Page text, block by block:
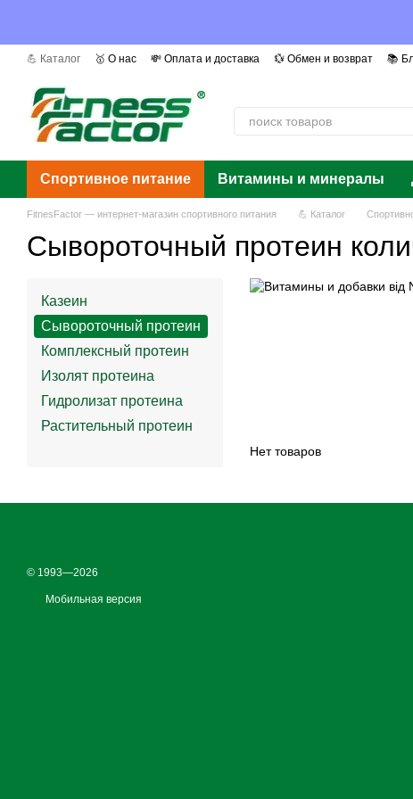
💪 Каталог 🥇 О нас 💸 Оплата и доставка 💱 Обмен и возврат 📚
Спортивное питание Витамины и минералы
FitnesFactor — интернет-магазин спортивного питания 💪 Каталог
Сывороточный протеин
Нет товаров
Казеин
Сывороточный протеин
Комплексный протеин
Изолят протеина
Гидролизат протеина
Растительный протеин
© 1993—2026
Мобильная версия